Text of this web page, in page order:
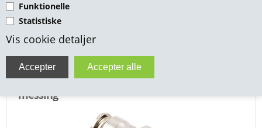
Funktionelle
Statistiske
Vis cookie detaljer
RØR & TILBEHØR
TEKNIK & AUTOMATIK
VA FITTINGS & VENTILER
VARME & TILBEHØR
ENTREPENØRARBEJDE- & UDSTYR
Overgangsmuffe Push-in Ø4 - M5 6-kt. Forniklet
messing